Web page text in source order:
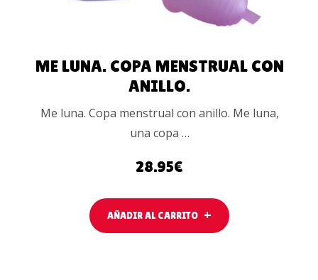
ME LUNA. COPA MENSTRUAL CON
ANILLO.
Me luna. Copa menstrual con anillo. Me luna,
una copa …
28.95€
AÑADIR AL CARRITO